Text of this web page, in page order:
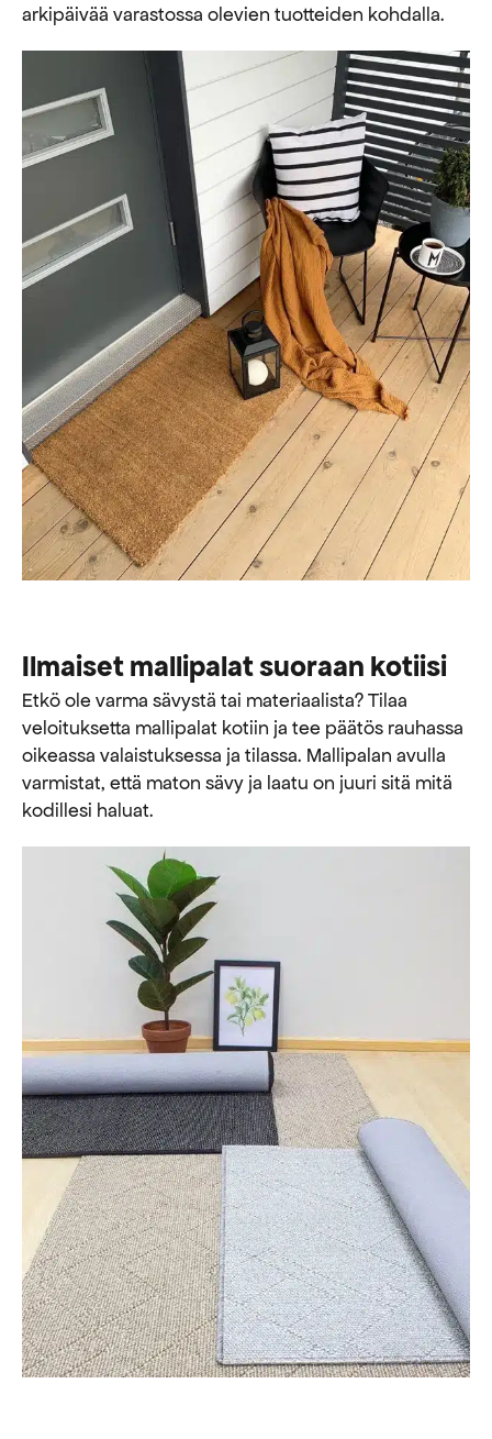
arkipäivää varastossa olevien tuotteiden kohdalla.
Ilmaiset mallipalat suoraan kotiisi
Etkö ole varma sävystä tai materiaalista? Tilaa
veloituksetta mallipalat kotiin ja tee päätös rauhassa
oikeassa valaistuksessa ja tilassa. Mallipalan avulla
varmistat, että maton sävy ja laatu on juuri sitä mitä
kodillesi haluat.